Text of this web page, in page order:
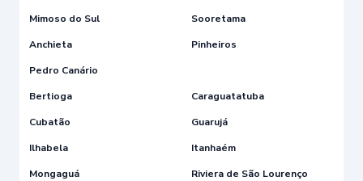
Mimoso do Sul
Sooretama
Anchieta
Pinheiros
Pedro Canário
Bertioga
Caraguatatuba
Cubatão
Guarujá
Ilhabela
Itanhaém
Mongaguá
Riviera de São Lourenço